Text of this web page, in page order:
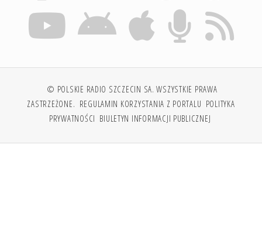
© POLSKIE RADIO SZCZECIN SA. WSZYSTKIE PRAWA
ZASTRZEŻONE. REGULAMIN KORZYSTANIA Z PORTALU POLITYKA
PRYWATNOŚCI BIULETYN INFORMACJI PUBLICZNEJ